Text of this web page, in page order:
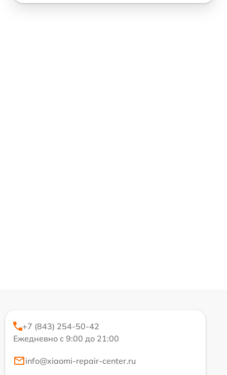
+7 (843) 254-50-42
Ежедневно с 9:00 до 21:00
info@xiaomi-repair-center.ru